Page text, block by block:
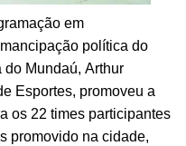
em
política do
do Mundaú, Arthur
Esportes, promoveu a
os 22 times participantes
promovido na cidade,